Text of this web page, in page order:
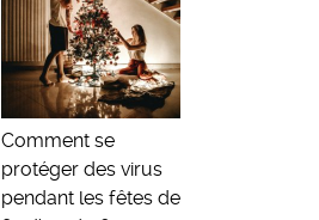
Comment se
protéger des virus
pendant les fêtes de